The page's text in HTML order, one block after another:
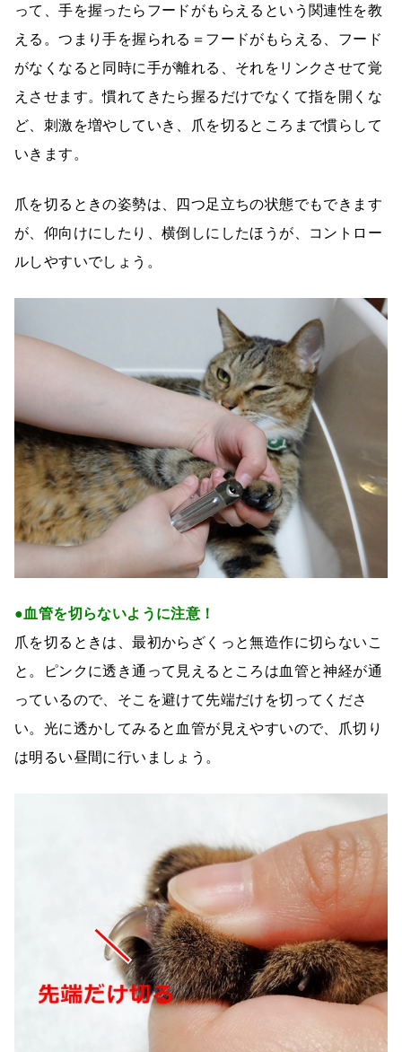
って、手を握ったらフードがもらえるという関連性を教
える。つまり手を握られる＝フードがもらえる、フード
がなくなると同時に手が離れる、それをリンクさせて覚
えさせます。慣れてきたら握るだけでなくて指を開くな
ど、刺激を増やしていき、爪を切るところまで慣らして
いきます。
爪を切るときの姿勢は、四つ足立ちの状態でもできます
が、仰向けにしたり、横倒しにしたほうが、コントロー
ルしやすいでしょう。
●血管を切らないように注意！
爪を切るときは、最初からざくっと無造作に切らないこ
と。ピンクに透き通って見えるところは血管と神経が通
っているので、そこを避けて先端だけを切ってくださ
い。光に透かしてみると血管が見えやすいので、爪切り
は明るい昼間に行いましょう。